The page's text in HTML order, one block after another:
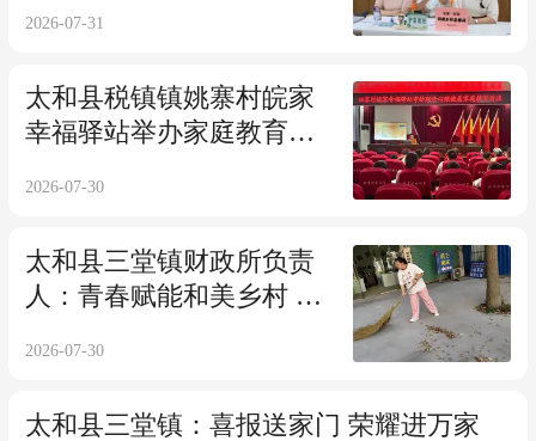
2026-07-31
太和县税镇镇姚寨村皖家
幸福驿站举办家庭教育讲
2026-07-30
太和县三堂镇财政所负责
人：青春赋能和美乡村 志
2026-07-30
太和县三堂镇：喜报送家门 荣耀进万家